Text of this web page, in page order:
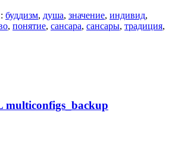
буддизм, душа, значение, индивид,
, понятие, сансара, сансары, традиция,
multiconfigs_backup